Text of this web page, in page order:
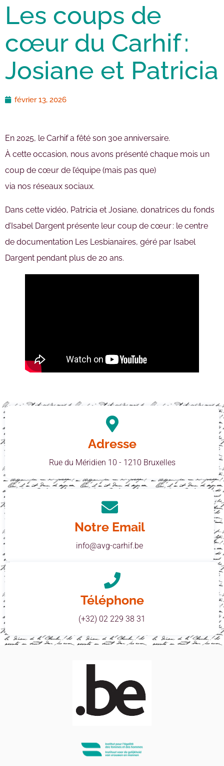
Les coups de
cœur du Carhif :
Josiane et Patricia
février 13, 2026
En 2025, le Carhif a fêté son 30e anniversaire.
À cette occasion, nous avons présenté chaque mois un
coup de cœur de l’équipe (mais pas que)
via nos réseaux sociaux.
Dans cette vidéo, Patricia et Josiane, donatrices du fonds
d’Isabel Dargent présente leur coup de cœur : le centre
de documentation Les Lesbianaires, géré par Isabel
Dargent pendant plus de 20 ans.
Adresse
Rue du Méridien 10 - 1210 Bruxelles
Notre Email
info@avg-carhif.be
Téléphone
(+32) 02 229 38 31